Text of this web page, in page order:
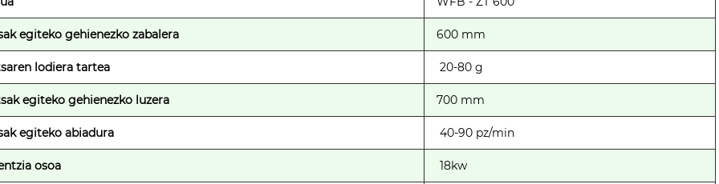
egiteko gehienezko zabalera 600 mm
lodiera tartea 20-80 g
egiteko gehienezko luzera 700 mm
egiteko abiadura 40-90 pz/min
osoa 18kw